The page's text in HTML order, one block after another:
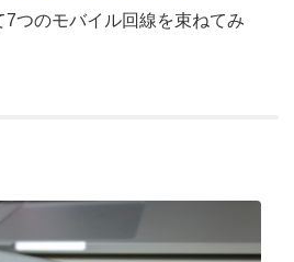
7つのモバイル回線を束ねてみ